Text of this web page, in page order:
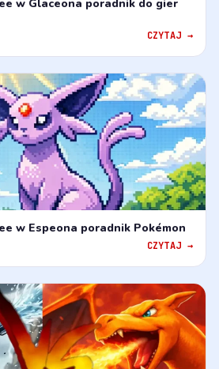
w Glaceona poradnik do gier
CZYTAJ →
w Espeona poradnik Pokémon
CZYTAJ →